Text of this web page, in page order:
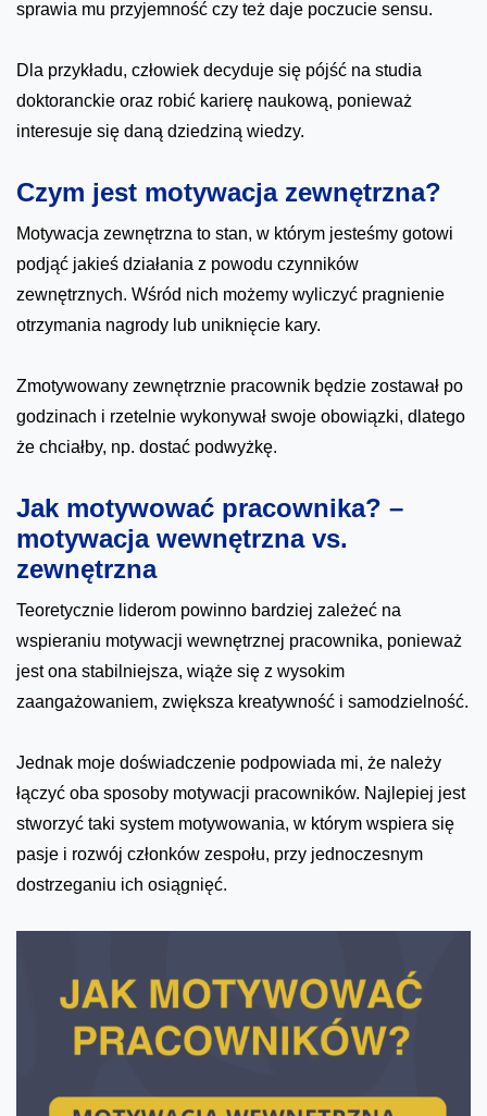
sprawia mu przyjemność czy też daje poczucie sensu.
Dla przykładu, człowiek decyduje się pójść na studia
doktoranckie oraz robić karierę naukową, ponieważ
interesuje się daną dziedziną wiedzy.
Czym jest motywacja zewnętrzna?
Motywacja zewnętrzna to stan, w którym jesteśmy gotowi
podjąć jakieś działania z powodu czynników
zewnętrznych. Wśród nich możemy wyliczyć pragnienie
otrzymania nagrody lub uniknięcie kary.
Zmotywowany zewnętrznie pracownik będzie zostawał po
godzinach i rzetelnie wykonywał swoje obowiązki, dlatego
że chciałby, np. dostać podwyżkę.
Jak motywować pracownika? –
motywacja wewnętrzna vs.
zewnętrzna
Teoretycznie liderom powinno bardziej zależeć na
wspieraniu motywacji wewnętrznej pracownika, ponieważ
jest ona stabilniejsza, wiąże się z wysokim
zaangażowaniem, zwiększa kreatywność i samodzielność.
Jednak moje doświadczenie podpowiada mi, że należy
łączyć oba sposoby motywacji pracowników. Najlepiej jest
stworzyć taki system motywowania, w którym wspiera się
pasje i rozwój członków zespołu, przy jednoczesnym
dostrzeganiu ich osiągnięć.